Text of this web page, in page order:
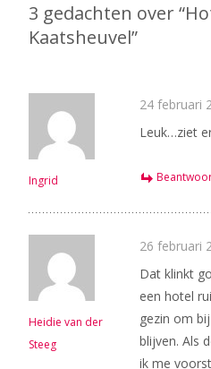
3 gedachten over “
Kaatsheuvel”
Ingrid
24 februari
Leuk…ziet
Heidie van der
Steeg
26 februari
Dat klinkt
een hotel
gezin om
blijven. Als
ik me